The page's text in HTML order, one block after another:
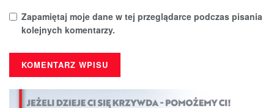
Zapamiętaj moje dane w tej przeglądarce podczas pisania
kolejnych komentarzy.